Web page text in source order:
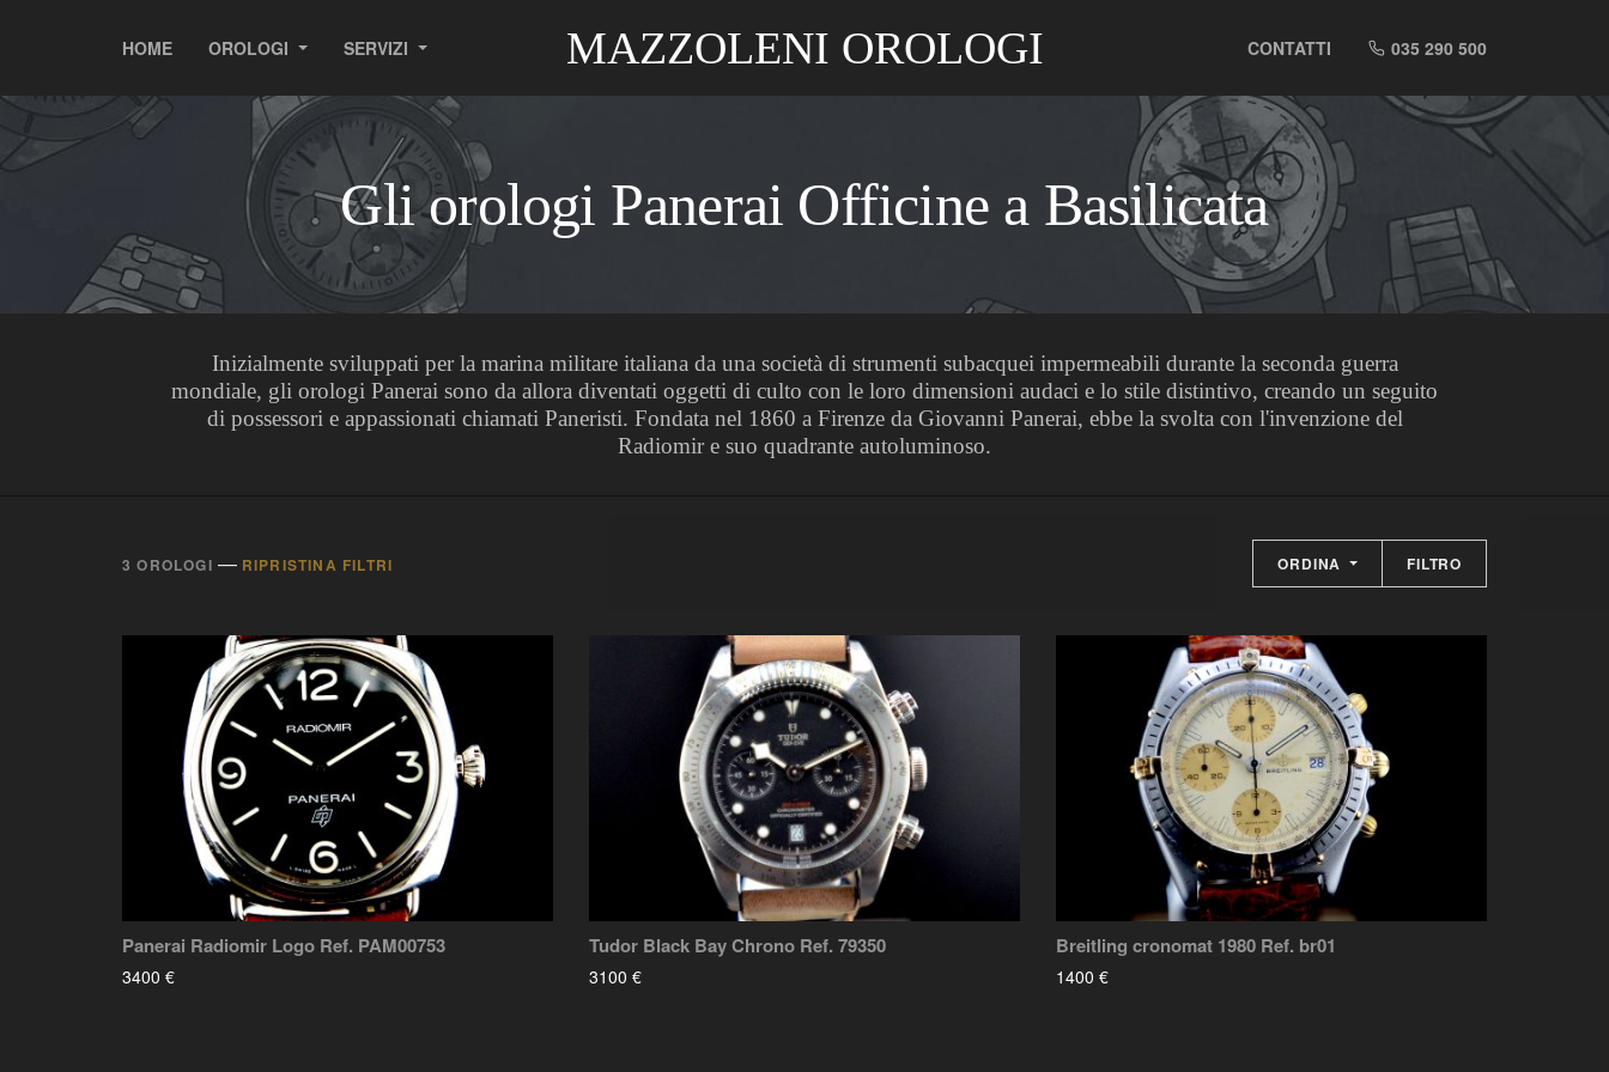
MAZZOLENI OROLOGI
HOME OROLOGI SERVIZI CONTATTI 035 290 500
Gli orologi Panerai Officine a Basilicata
Inizialmente sviluppati per la marina militare italiana da una società di strumenti subacquei impermeabili durante la seconda guerra
mondiale, gli orologi Panerai sono da allora diventati oggetti di culto con le loro dimensioni audaci e lo stile distintivo, creando un seguito
di possessori e appassionati chiamati Paneristi. Fondata nel 1860 a Firenze da Giovanni Panerai, ebbe la svolta con l'invenzione del
Radiomir e suo quadrante autoluminoso.
3 OROLOGI — RIPRISTINA FILTRI ORDINA FILTRO
Panerai Radiomir Logo Ref. PAM00753
3400 €
Tudor Black Bay Chrono Ref. 79350
3100 €
Breitling cronomat 1980 Ref. br01
1400 €